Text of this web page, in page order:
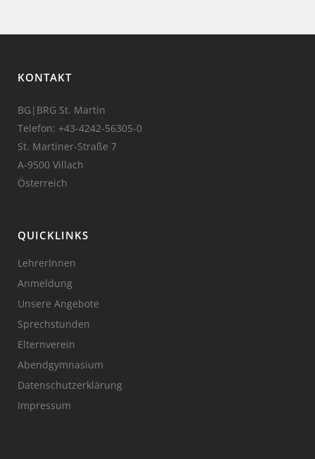
KONTAKT
BG|BRG St. Martin
Telefon: +43-4242-56305-0
St. Martiner-Straße 7
A-9500 Villach
Österreich
QUICKLINKS
LehrerInnen
Anmeldung
Unsere Angebote
Sprechstunden
Elternverein
Abendgymnasium
Datenschutzerklärung
Impressum